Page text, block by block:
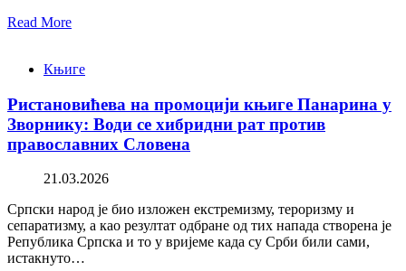
Read More
Књиге
Ристановићева на промоцији књиге Панарина у
Зворнику: Води се хибридни рат против
православних Словена
21.03.2026
Српски народ је био изложен екстремизму, тероризму и
сепаратизму, а као резултат одбране од тих напада створена је
Република Српска и то у вријеме када су Срби били сами,
истакнуто…